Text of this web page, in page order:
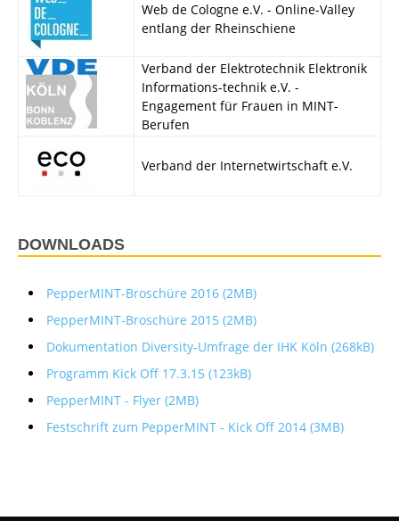
Web de Cologne e.V. - Online-Valley
entlang der Rheinschiene
Verband der Elektrotechnik Elektronik
Informations-technik e.V. -
Engagement für Frauen in MINT-
Berufen
Verband der Internetwirtschaft e.V.
DOWNLOADS
PepperMINT-Broschüre 2016 (2MB)
PepperMINT-Broschüre 2015 (2MB)
Dokumentation Diversity-Umfrage der IHK Köln (268kB)
Programm Kick Off 17.3.15 (123kB)
PepperMINT - Flyer (2MB)
Festschrift zum PepperMINT - Kick Off 2014 (3MB)